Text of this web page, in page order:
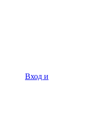
Вход и